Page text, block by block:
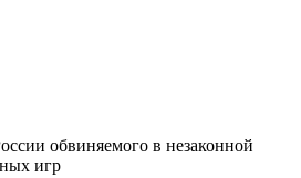
обвиняемого в незаконной
игр